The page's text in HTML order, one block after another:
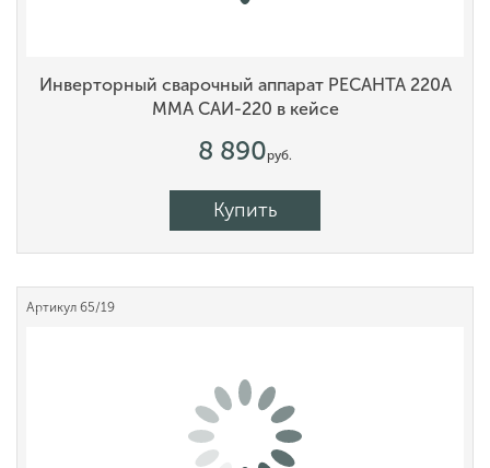
Инверторный сварочный аппарат РЕСАНТА 220А
MMA САИ-220 в кейсе
8 890руб.
Купить
Артикул 65/19